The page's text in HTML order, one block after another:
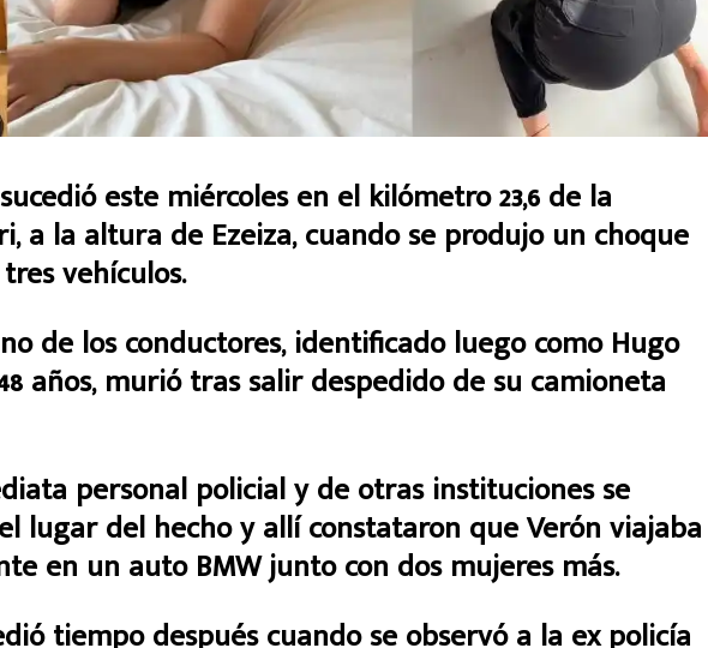
este miércoles en el kilómetro 23,6 de la
a la altura de Ezeiza, cuando se produjo un choque
vehículos.
de los conductores, identificado luego como Hugo
años, murió tras salir despedido de su camioneta
personal policial y de otras instituciones se
lugar del hecho y allí constataron que Verón viajaba
en un auto BMW junto con dos mujeres más.
tiempo después cuando se observó a la ex policía